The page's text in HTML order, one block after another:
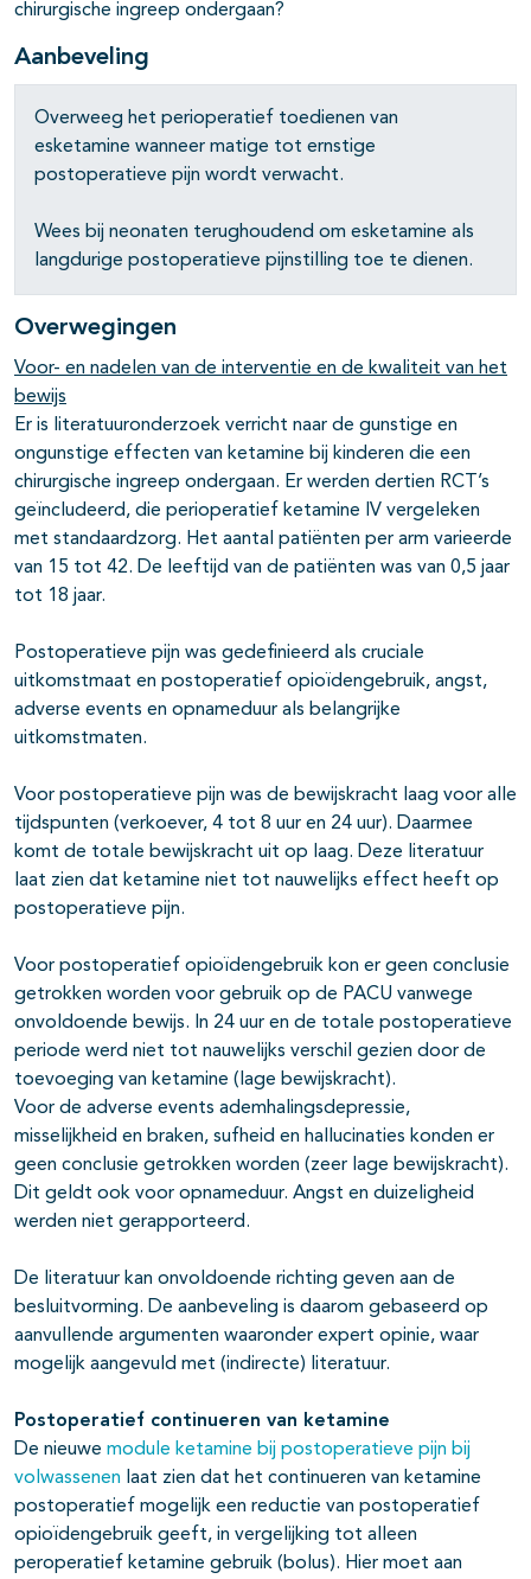
chirurgische ingreep ondergaan?
Aanbeveling
Overweeg het perioperatief toedienen van
esketamine wanneer matige tot ernstige
postoperatieve pijn wordt verwacht.
Wees bij neonaten terughoudend om esketamine als
langdurige postoperatieve pijnstilling toe te dienen.
Overwegingen
Voor- en nadelen van de interventie en de kwaliteit van het
bewijs
Er is literatuuronderzoek verricht naar de gunstige en
ongunstige effecten van ketamine bij kinderen die een
chirurgische ingreep ondergaan. Er werden dertien RCT’s
geïncludeerd, die perioperatief ketamine IV vergeleken
met standaardzorg. Het aantal patiënten per arm varieerde
van 15 tot 42. De leeftijd van de patiënten was van 0,5 jaar
tot 18 jaar.
Postoperatieve pijn was gedefinieerd als cruciale
uitkomstmaat en postoperatief opioïdengebruik, angst,
adverse events en opnameduur als belangrijke
uitkomstmaten.
Voor postoperatieve pijn was de bewijskracht laag voor alle
tijdspunten (verkoever, 4 tot 8 uur en 24 uur). Daarmee
komt de totale bewijskracht uit op laag. Deze literatuur
laat zien dat ketamine niet tot nauwelijks effect heeft op
postoperatieve pijn.
Voor postoperatief opioïdengebruik kon er geen conclusie
getrokken worden voor gebruik op de PACU vanwege
onvoldoende bewijs. In 24 uur en de totale postoperatieve
periode werd niet tot nauwelijks verschil gezien door de
toevoeging van ketamine (lage bewijskracht).
Voor de adverse events ademhalingsdepressie,
misselijkheid en braken, sufheid en hallucinaties konden er
geen conclusie getrokken worden (zeer lage bewijskracht).
Dit geldt ook voor opnameduur. Angst en duizeligheid
werden niet gerapporteerd.
De literatuur kan onvoldoende richting geven aan de
besluitvorming. De aanbeveling is daarom gebaseerd op
aanvullende argumenten waaronder expert opinie, waar
mogelijk aangevuld met (indirecte) literatuur.
Postoperatief continueren van ketamine
De nieuwe module ketamine bij postoperatieve pijn bij
volwassenen laat zien dat het continueren van ketamine
postoperatief mogelijk een reductie van postoperatief
opioïdengebruik geeft, in vergelijking tot alleen
peroperatief ketamine gebruik (bolus). Hier moet aan